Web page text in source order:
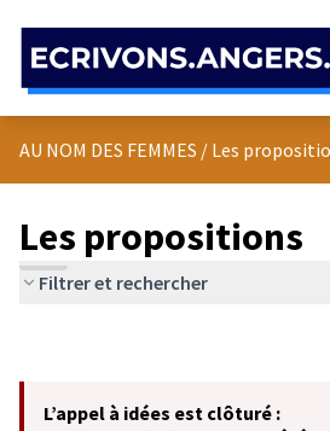
AU NOM DES FEMMES / Les
Les propositions
Filtrer et rechercher
L’appel à idées est clôturé :